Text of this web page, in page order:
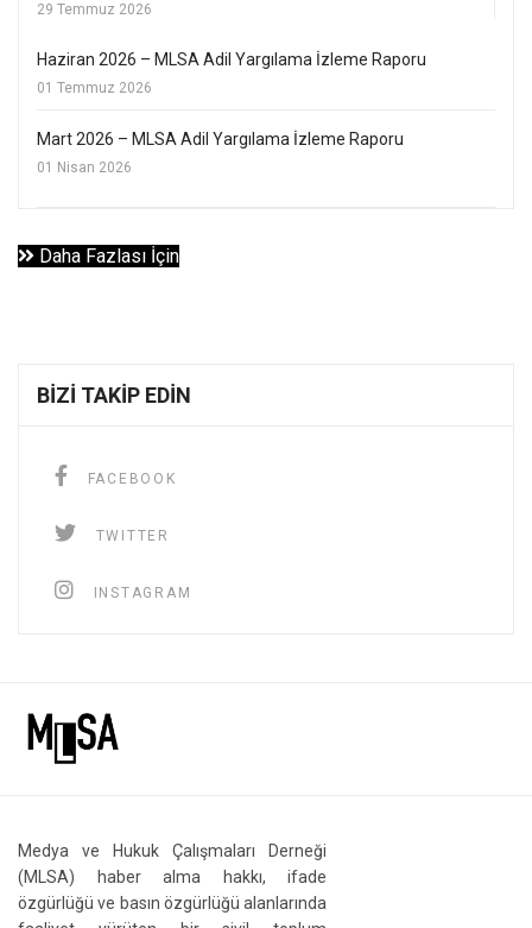
29 Temmuz 2026
Haziran 2026 – MLSA Adil Yargılama İzleme Raporu
01 Temmuz 2026
Mart 2026 – MLSA Adil Yargılama İzleme Raporu
01 Nisan 2026
Daha Fazlası İçin
BIZI TAKIP EDIN
FACEBOOK
TWITTER
INSTAGRAM
Medya ve Hukuk Çalışmaları Derneği
(MLSA) haber alma hakkı, ifade
özgürlüğü ve basın özgürlüğü alanlarında